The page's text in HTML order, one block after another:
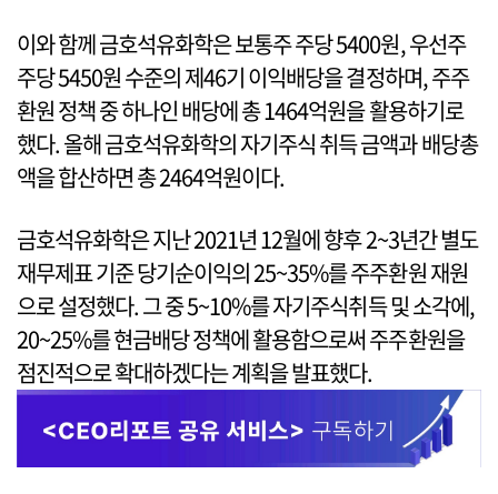
이와 함께 금호석유화학은 보통주 주당 5400원, 우선주
주당 5450원 수준의 제46기 이익배당을 결정하며, 주주
환원 정책 중 하나인 배당에 총 1464억원을 활용하기로
했다. 올해 금호석유화학의 자기주식 취득 금액과 배당총
액을 합산하면 총 2464억원이다.
금호석유화학은 지난 2021년 12월에 향후 2~3년간 별도
재무제표 기준 당기순이익의 25~35%를 주주환원 재원
으로 설정했다. 그 중 5~10%를 자기주식취득 및 소각에,
20~25%를 현금배당 정책에 활용함으로써 주주환원을
점진적으로 확대하겠다는 계획을 발표했다.